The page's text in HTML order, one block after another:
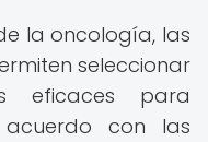
la oncología, las
seleccionar
eficaces para
con las